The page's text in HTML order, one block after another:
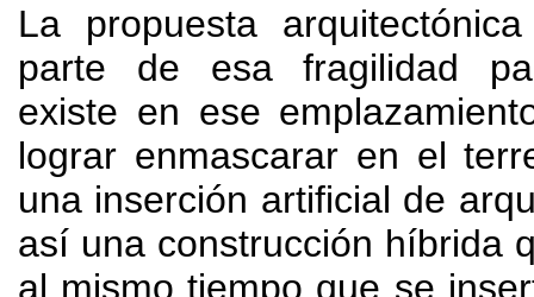
La propuesta
parte de esa fragilidad
existe en ese
lograr enmascarar en el
una inserción artificial de
así una construcción híbrida
al mismo tiempo que se